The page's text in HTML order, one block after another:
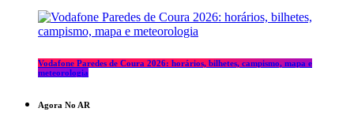
Vodafone Paredes de Coura 2026: horários, bilhetes, campismo, mapa e
meteorologia
Agora No AR